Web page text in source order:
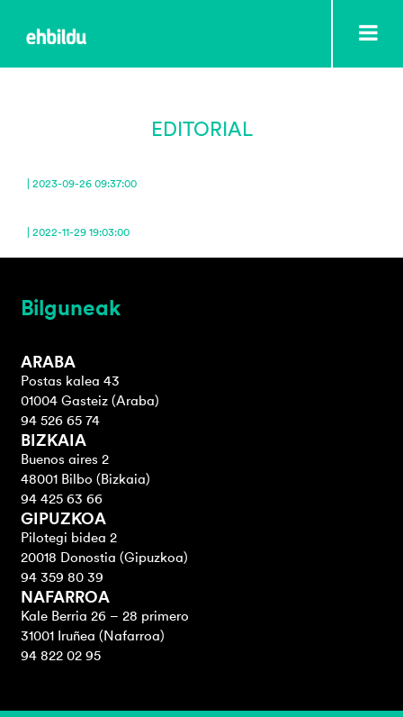
EDITORIAL
| 2023-09-26 09:37:00
| 2022-11-29 19:03:00
Bilguneak
ARABA
Postas kalea 43
01004 Gasteiz (Araba)
94 526 65 74
BIZKAIA
Buenos aires 2
48001 Bilbo (Bizkaia)
94 425 63 66
GIPUZKOA
Pilotegi bidea 2
20018 Donostia (Gipuzkoa)
94 359 80 39
NAFARROA
Kale Berria 26 – 28 primero
31001 Iruñea (Nafarroa)
94 822 02 95